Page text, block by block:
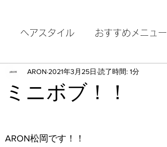
ヘアスタイル おすすめメニュー
ミニボブ！！
ARON 2021年3月25日 読了時間: 1分
ARON松岡です！！